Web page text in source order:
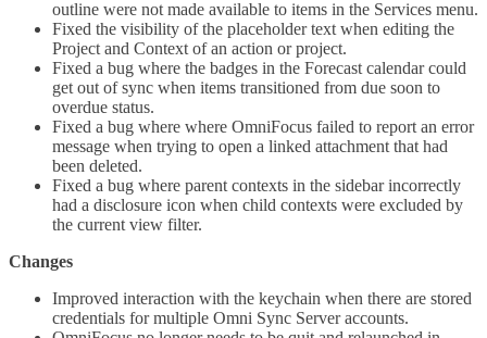
outline were not made available to items in the Services menu.
Fixed the visibility of the placeholder text when editing the
Project and Context of an action or project.
Fixed a bug where the badges in the Forecast calendar could
get out of sync when items transitioned from due soon to
overdue status.
Fixed a bug where where OmniFocus failed to report an error
message when trying to open a linked attachment that had
been deleted.
Fixed a bug where parent contexts in the sidebar incorrectly
had a disclosure icon when child contexts were excluded by
the current view filter.
Changes
Improved interaction with the keychain when there are stored
credentials for multiple Omni Sync Server accounts.